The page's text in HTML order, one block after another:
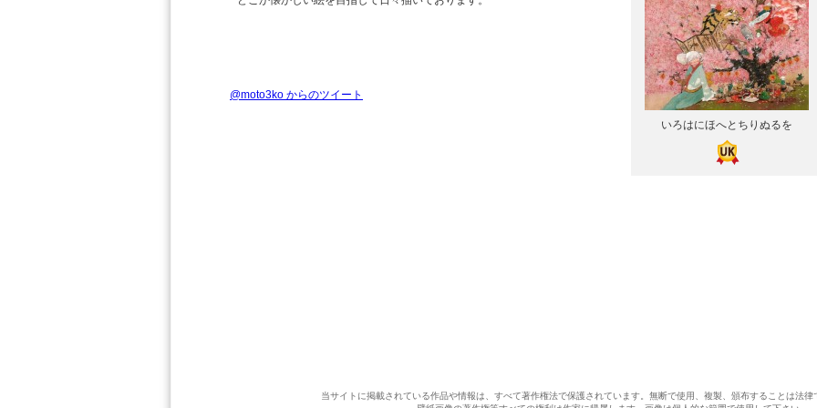
@moto3ko からのツイート
いろはにほへとちりぬるを
当サイトに掲載されている作品や情報は、すべて著作権法で保護されています。無断で使用、複製、頒布することは法律